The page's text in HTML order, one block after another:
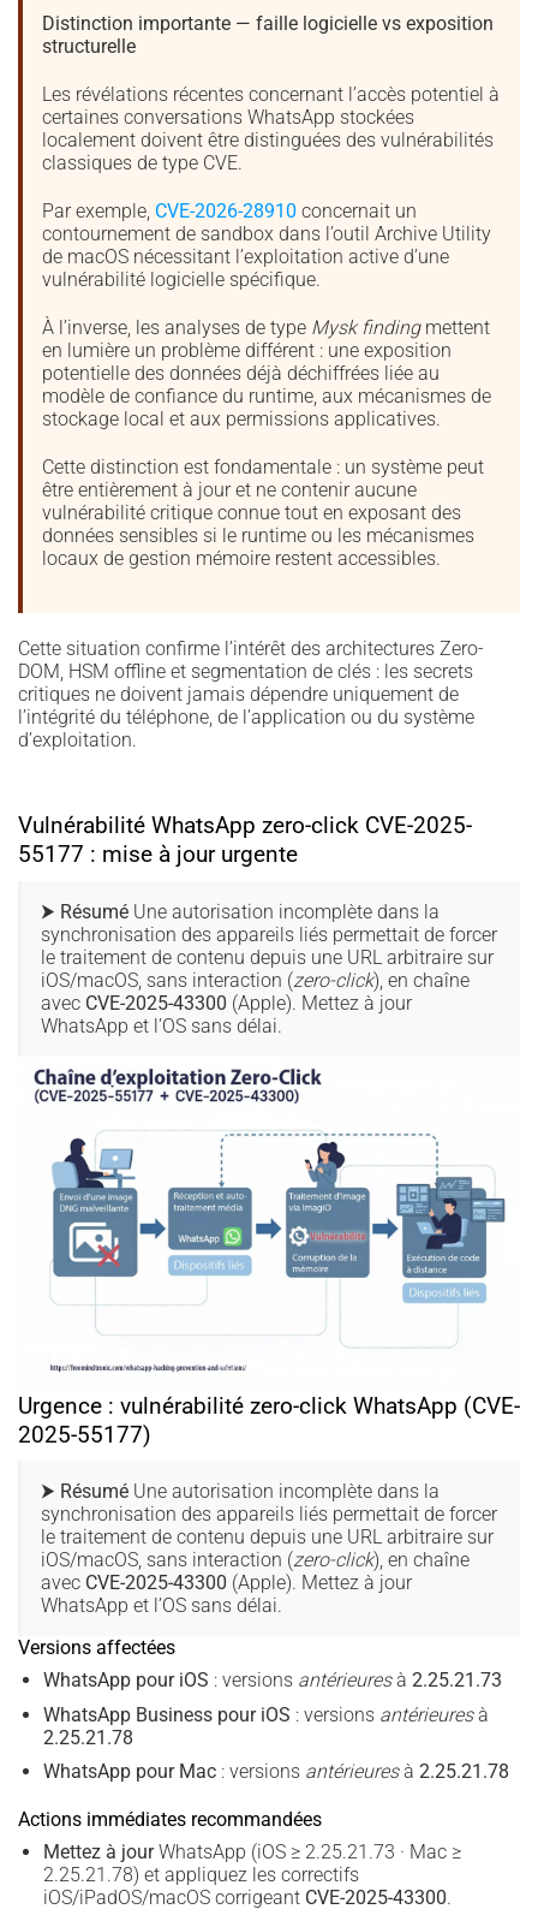
Distinction importante — faille logicielle vs exposition
structurelle
Les révélations récentes concernant l’accès potentiel à
certaines conversations WhatsApp stockées
localement doivent être distinguées des vulnérabilités
classiques de type CVE.
Par exemple, CVE-2026-28910 concernait un
contournement de sandbox dans l’outil Archive Utility
de macOS nécessitant l’exploitation active d’une
vulnérabilité logicielle spécifique.
À l’inverse, les analyses de type Mysk findingmettent
en lumière un problème différent : une exposition
potentielle des données déjà déchiffrées liée au
modèle de confiance du runtime, aux mécanismes de
stockage local et aux permissions applicatives.
Cette distinction est fondamentale : un système peut
être entièrement à jour et ne contenir aucune
vulnérabilité critique connue tout en exposant des
données sensibles si le runtime ou les mécanismes
locaux de gestion mémoire restent accessibles.
Cette situation confirme l’intérêt des architectures Zero-
DOM, HSM offline et segmentation de clés : les secrets
critiques ne doivent jamais dépendre uniquement de
l’intégrité du téléphone, de l’application ou du système
d’exploitation.
Vulnérabilité WhatsApp zero-click CVE-2025-
55177 : mise à jour urgente
⮞ Résumé Une autorisation incomplète dans la
synchronisation des appareils liés permettait de forcer
le traitement de contenu depuis une URL arbitraire sur
iOS/macOS, sans interaction (zero-click), en chaîne
avec CVE-2025-43300 (Apple). Mettez à jour
WhatsApp et l’OS sans délai.
Urgence : vulnérabilité zero-click WhatsApp (CVE-
2025-55177)
⮞ Résumé Une autorisation incomplète dans la
synchronisation des appareils liés permettait de forcer
le traitement de contenu depuis une URL arbitraire sur
iOS/macOS, sans interaction (zero-click), en chaîne
avec CVE-2025-43300 (Apple). Mettez à jour
WhatsApp et l’OS sans délai.
Versions affectées
WhatsApp pour iOS : versions antérieuresà 2.25.21.73
WhatsApp Business pour iOS : versions antérieuresà
2.25.21.78
WhatsApp pour Mac: versions antérieuresà 2.25.21.78
Actions immédiates recommandées
Mettez à jourWhatsApp (iOS ≥ 2.25.21.73 · Mac ≥
2.25.21.78) et appliquez les correctifs
iOS/iPadOS/macOS corrigeant CVE-2025-43300.